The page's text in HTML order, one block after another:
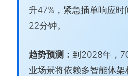
升47%，紧急插单响应
22分钟。
趋势预测： 到2028年，
业场景将依赖多智能体架